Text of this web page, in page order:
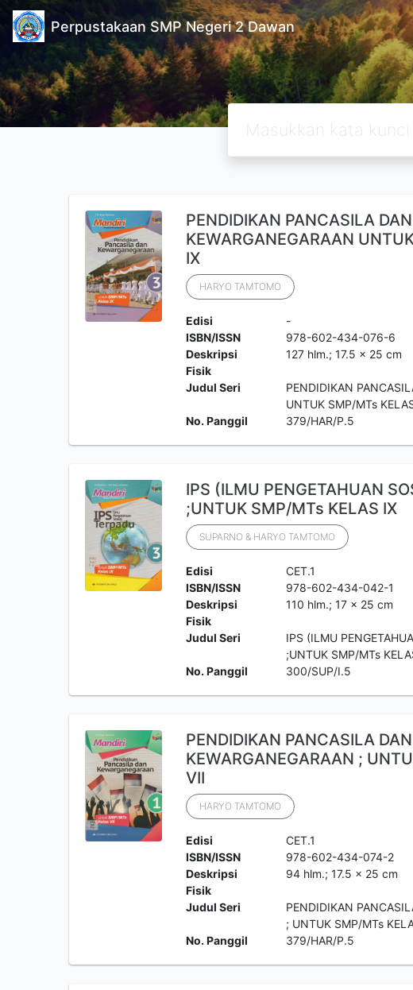
Perpustakaan SMP Negeri 2 Dawan
PENDIDIKAN PANCASILA DAN
KEWARGANEGARAAN
IX
HARYO TAMTOMO
Edisi
-
ISBN/ISSN
978-602-434-076-6
Deskripsi
Fisik
127 hlm.; 17.5 x 25 cm
Judul Seri
PENDIDIKAN
UNTUK SMP/MTs
No. Panggil
379/HAR/P.5
IPS (ILMU PENGETAHUAN
;UNTUK SMP/MTs KELAS IX
SUPARNO & HARYO TAMTOMO
Edisi
CET.1
ISBN/ISSN
978-602-434-042-1
Deskripsi
Fisik
110 hlm.; 17 x 25 cm
Judul Seri
IPS (ILMU
;UNTUK SMP/MTs
No. Panggil
300/SUP/I.5
PENDIDIKAN PANCASILA DAN
KEWARGANEGARAAN ;
VII
HARYO TAMTOMO
Edisi
CET.1
ISBN/ISSN
978-602-434-074-2
Deskripsi
Fisik
94 hlm.; 17.5 x 25 cm
Judul Seri
PENDIDIKAN
; UNTUK SMP/MTs
No. Panggil
379/HAR/P.5